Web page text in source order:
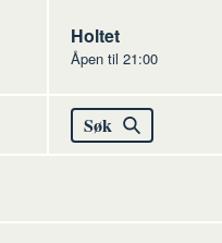
Jacobs
Holtet
Åpen til 21:00
Søk